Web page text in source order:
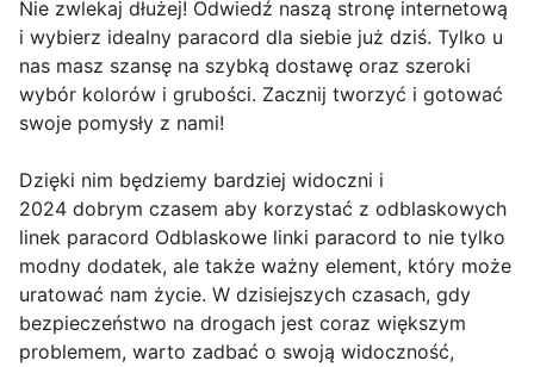
Nie zwlekaj dłużej! Odwiedź naszą stronę internetową
i wybierz idealny paracord dla siebie już dziś. Tylko u
nas masz szansę na szybką dostawę oraz szeroki
wybór kolorów i grubości. Zacznij tworzyć i gotować
swoje pomysły z nami!
Dzięki nim będziemy bardziej widoczni i
2024 dobrym czasem aby korzystać z odblaskowych
linek paracord Odblaskowe linki paracord to nie tylko
modny dodatek, ale także ważny element, który może
uratować nam życie. W dzisiejszych czasach, gdy
bezpieczeństwo na drogach jest coraz większym
problemem, warto zadbać o swoją widoczność,